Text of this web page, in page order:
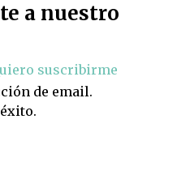
a nuestro
suscribirme
de email.